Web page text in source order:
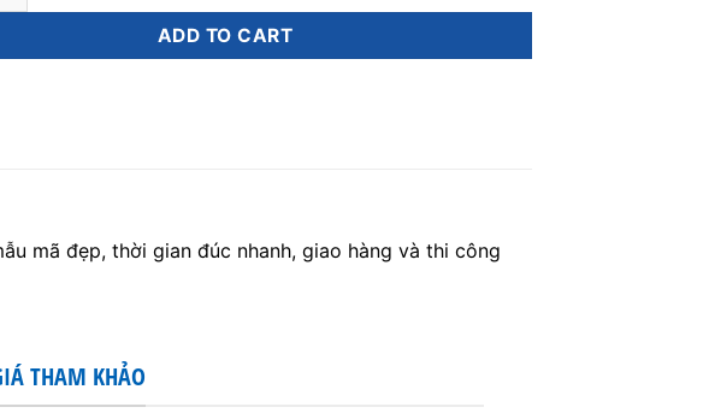
ADD TO CART
mã đẹp, thời gian đúc nhanh, giao hàng và thi công
THAM KHẢO